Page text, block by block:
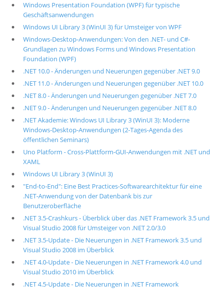
Windows Presentation Foundation (WPF) für typische
Geschäftsanwendungen
Windows UI Library 3 (WinUI 3) für Umsteiger von WPF
Windows-Desktop-Anwendungen: Von den .NET- und C#-
Grundlagen zu Windows Forms und Windows Presentation
Foundation (WPF)
.NET 10.0 - Änderungen und Neuerungen gegenüber .NET 9.0
.NET 11.0 - Änderungen und Neuerungen gegenüber .NET 10.0
.NET 8.0 - Änderungen und Neuerungen gegenüber .NET 7.0
.NET 9.0 - Änderungen und Neuerungen gegenüber .NET 8.0
.NET Akademie: Windows UI Library 3 (WinUI 3): Moderne
Windows-Desktop-Anwendungen (2-Tages-Agenda des
öffentlichen Seminars)
Uno Platform - Cross-Plattform-GUI-Anwendungen mit .NET und
XAML
Windows UI Library 3 (WinUI 3)
"End-to-End": Eine Best Practices-Softwarearchitektur für eine
.NET-Anwendung von der Datenbank bis zur
Benutzeroberfläche
.NET 3.5-Crashkurs - Überblick über das .NET Framework 3.5 und
Visual Studio 2008 für Umsteiger von .NET 2.0/3.0
.NET 3.5-Update - Die Neuerungen in .NET Framework 3.5 und
Visual Studio 2008 im Überblick
.NET 4.0-Update - Die Neuerungen in .NET Framework 4.0 und
Visual Studio 2010 im Überblick
.NET 4.5-Update - Die Neuerungen in .NET Framework